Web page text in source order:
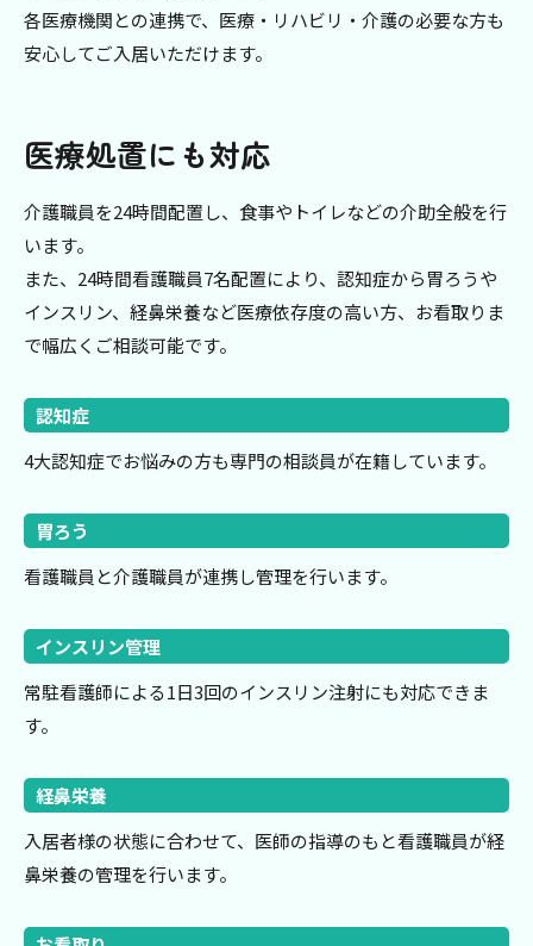
各医療機関との連携で、医療・リハビリ・介護の必要な方も
安心してご入居いただけます。
医療処置にも対応
介護職員を24時間配置し、食事やトイレなどの介助全般を行
います。
また、24時間看護職員7名配置により、認知症から胃ろうや
インスリン、経鼻栄養など医療依存度の高い方、お看取りま
で幅広くご相談可能です。
認知症
4大認知症でお悩みの方も専門の相談員が在籍しています。
胃ろう
看護職員と介護職員が連携し管理を行います。
インスリン管理
常駐看護師による1日3回のインスリン注射にも対応できま
す。
経鼻栄養
入居者様の状態に合わせて、医師の指導のもと看護職員が経
鼻栄養の管理を行います。